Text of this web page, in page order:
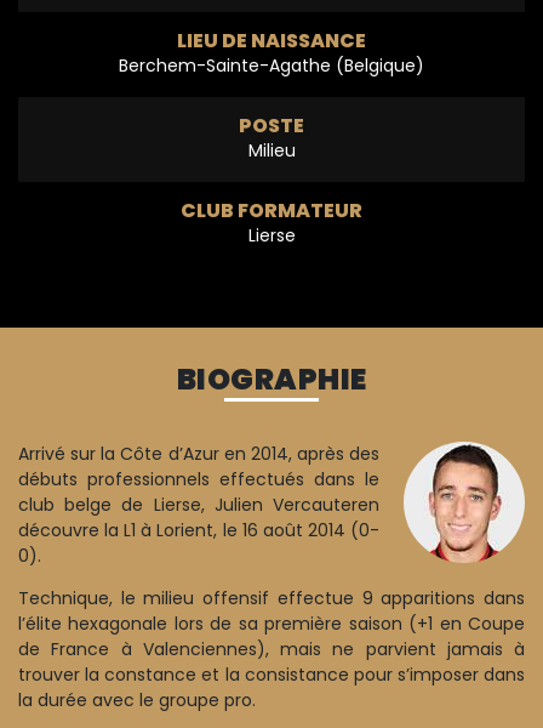
LIEU DE NAISSANCE
Berchem-Sainte-Agathe (Belgique)
POSTE
Milieu
CLUB FORMATEUR
Lierse
BIOGRAPHIE
Arrivé sur la Côte d’Azur en 2014, après des
débuts professionnels effectués dans le
club belge de Lierse, Julien Vercauteren
découvre la L1 à Lorient, le 16 août 2014 (0-
0).
Technique, le milieu offensif effectue 9 apparitions dans
l’élite hexagonale lors de sa première saison (+1 en Coupe
de France à Valenciennes), mais ne parvient jamais à
trouver la constance et la consistance pour s’imposer dans
la durée avec le groupe pro.